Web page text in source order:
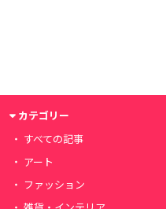
カテゴリー
すべての記事
アート
ファッション